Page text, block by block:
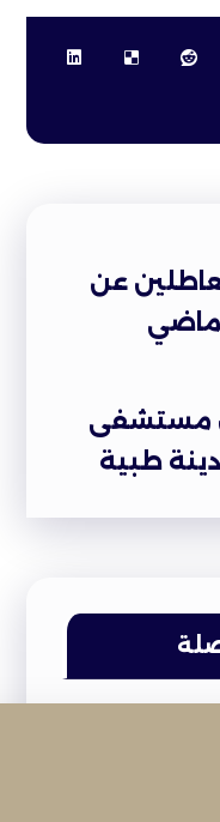
للعاطلين عن
مستشفى
طبية